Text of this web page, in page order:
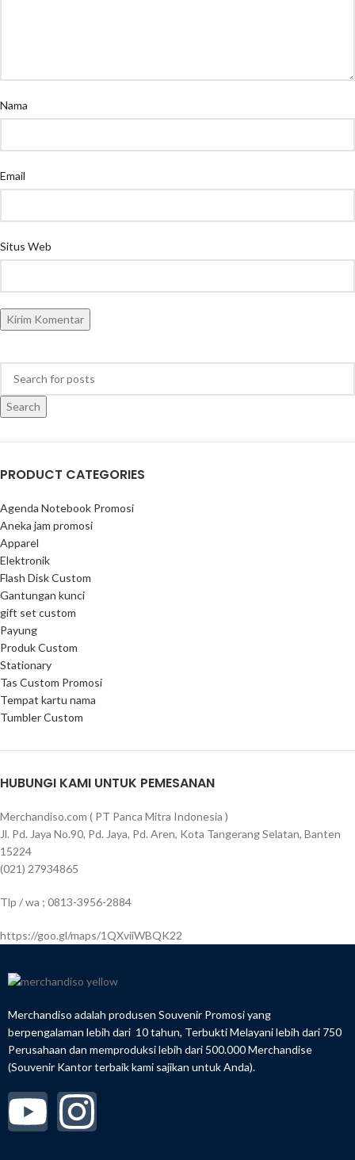
Nama
Email
Situs Web
Search
PRODUCT CATEGORIES
Agenda Notebook Promosi
Aneka jam promosi
Apparel
Elektronik
Flash Disk Custom
Gantungan kunci
gift set custom
Payung
Produk Custom
Stationary
Tas Custom Promosi
Tempat kartu nama
Tumbler Custom
HUBUNGI KAMI UNTUK PEMESANAN
Merchandiso.com ( PT Panca Mitra Indonesia )
Jl. Pd. Jaya No.90, Pd. Jaya, Pd. Aren, Kota Tangerang Selatan, Banten
15224
(021) 27934865
Tlp / wa ; 0813-3956-2884
https://goo.gl/maps/1QXviiWBQK22
Merchandiso adalah produsen Souvenir Promosi yang
berpengalaman lebih dari 10 tahun, Terbukti Melayani lebih dari 750
Perusahaan dan memproduksi lebih dari 500.000 Merchandise
(Souvenir Kantor terbaik kami sajikan untuk Anda).